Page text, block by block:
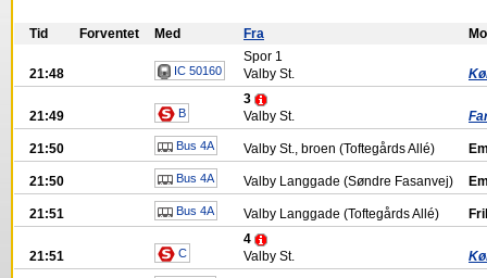
Tid Forventet Med Fra
21:48 IC 50160
Spor 1
Valby St.
21:49 B
3
Valby St.
21:50 Bus 4A Valby St., broen (Toftegårds Allé)
21:50 Bus 4A Valby Langgade (Søndre Fasanvej)
21:51 Bus 4A Valby Langgade (Toftegårds Allé)
21:51 C
4
Valby St.